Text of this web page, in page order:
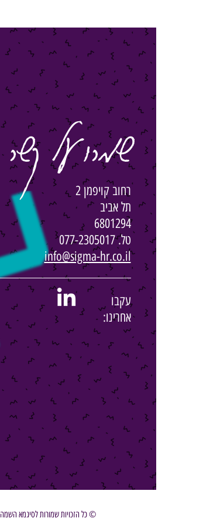
שמרו על קשר
רחוב קויפמן 2
תל אביב
6801294
טל. 077-2305017
info@sigma-hr.co.il
עקבו
אחרינו:
© כל הזכויות שמורות לסיגמא השמה 2026